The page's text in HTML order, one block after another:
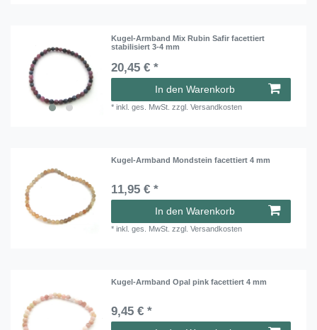
Kugel-Armband Mix Rubin Safir facettiert
stabilisiert 3-4 mm
20,45 € *
In den Warenkorb
*inkl. ges. MwSt. zzgl.Versandkosten
Kugel-Armband Mondstein facettiert 4 mm
11,95 € *
In den Warenkorb
*inkl. ges. MwSt. zzgl.Versandkosten
Kugel-Armband Opal pink facettiert 4 mm
9,45 € *